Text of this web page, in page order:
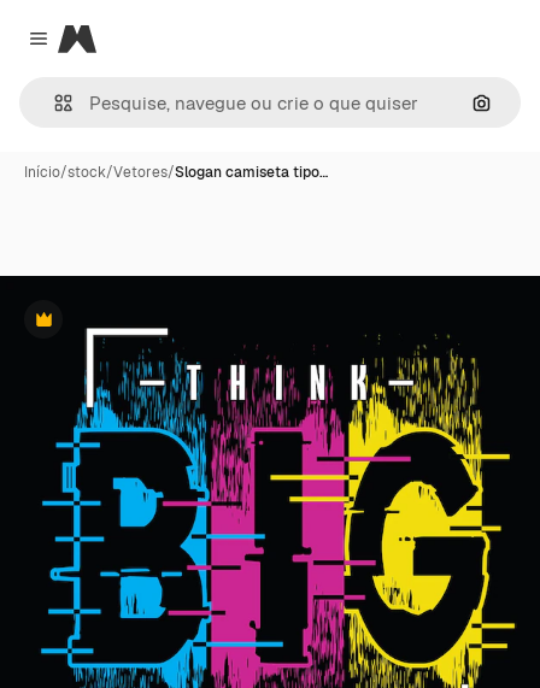
Close menu
Magnific
Início/stock/Vetores/Slogan camiseta tipo…
Premium